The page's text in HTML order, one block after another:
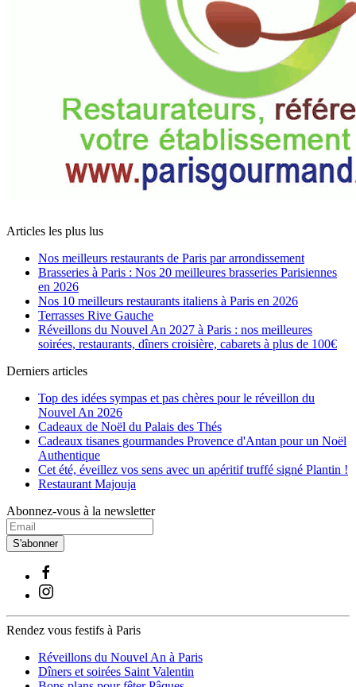
Articles les plus lus
Nos meilleurs restaurants de Paris par arrondissement
Brasseries à Paris : Nos 20 meilleures brasseries Parisiennes
en 2026
Nos 10 meilleurs restaurants italiens à Paris en 2026
Terrasses Rive Gauche
Réveillons du Nouvel An 2027 à Paris : nos meilleures
soirées, restaurants, dîners croisière, cabarets à plus de 100€
Derniers articles
Top des idées sympas et pas chères pour le réveillon du
Nouvel An 2026
Cadeaux de Noël du Palais des Thés
Cadeaux tisanes gourmandes Provence d'Antan pour un Noël
Authentique
Cet été, éveillez vos sens avec un apéritif truffé signé Plantin !
Restaurant Majouja
Abonnez-vous à la newsletter
S'abonner
Rendez vous festifs à Paris
Réveillons du Nouvel An à Paris
Dîners et soirées Saint Valentin